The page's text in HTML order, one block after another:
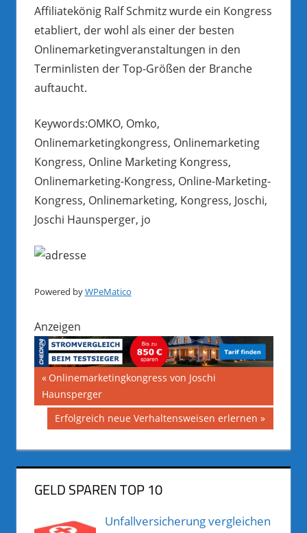
Affiliatekönig Ralf Schmitz wurde ein Kongress
etabliert, der wohl als einer der besten
Onlinemarketingveranstaltungen in den
Terminlisten der Top-Größen der Branche
auftaucht.
Keywords:OMKO, Omko,
Onlinemarketingkongress, Onlinemarketing
Kongress, Online Marketing Kongress,
Onlinemarketing-Kongress, Online-Marketing-
Kongress, Onlinemarketing, Kongress, Joschi,
Joschi Haunsperger, jo
Powered byWPeMatico
Anzeigen
Beitragsnavigation
Vorheriger
Beitrag:
Onlinemarketingkongress von Joschi
Haunsperger
Nächster
Erfolgreich neue Verhaltensweisen erlernen
GELD SPAREN TOP 10
Unfallversicherung vergleichen